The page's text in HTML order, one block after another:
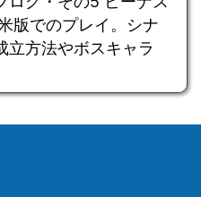
版でのプレイ。シナ
立方法やボスキャラ